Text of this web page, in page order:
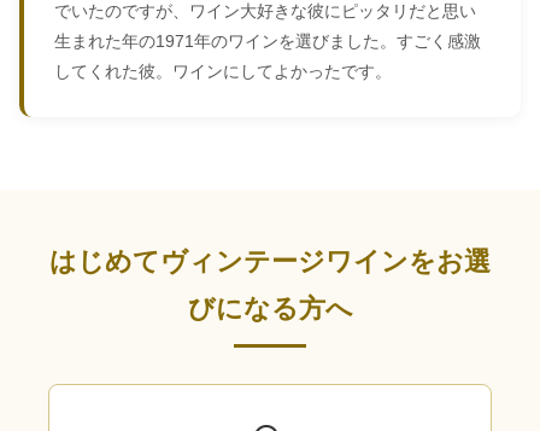
でいたのですが、ワイン大好きな彼にピッタリだと思い
生まれた年の1971年のワインを選びました。すごく感激
してくれた彼。ワインにしてよかったです。
はじめてヴィンテージワインをお選
びになる方へ